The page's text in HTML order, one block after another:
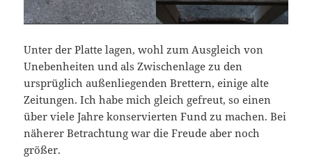
Unter der Platte lagen, wohl zum Ausgleich von
Unebenheiten und als Zwischenlage zu den
ursprüglich außenliegenden Brettern, einige alte
Zeitungen. Ich habe mich gleich gefreut, so einen
über viele Jahre konservierten Fund zu machen. Bei
näherer Betrachtung war die Freude aber noch
größer.